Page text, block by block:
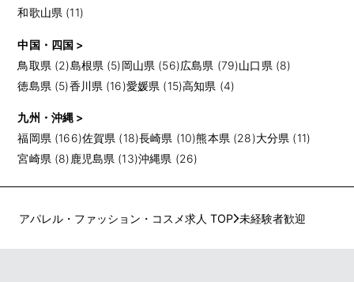
和歌山県 (11)
中国・四国 >
鳥取県 (2)島根県 (5)岡山県 (56)広島県 (79)山口県 (8)
徳島県 (5)香川県 (16)愛媛県 (15)高知県 (4)
九州・沖縄 >
福岡県 (166)佐賀県 (18)長崎県 (10)熊本県 (28)大分県 (11)
宮崎県 (8) 鹿児島県 (13)沖縄県 (26)
アパレル・ファッション・コスメ求人 TOP 未経験者歓迎